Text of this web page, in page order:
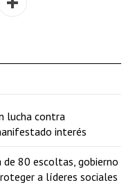
lucha contra
interés
80 escoltas, gobierno
a líderes sociales